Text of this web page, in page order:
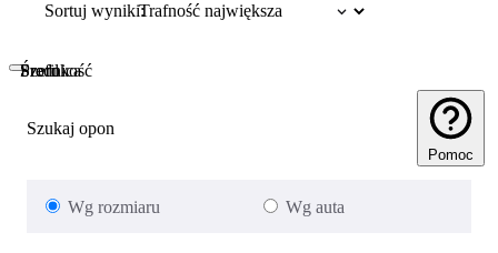
Sortuj wyniki:
Szukaj opon
Pomoc
Wg rozmiaru Wg auta
Szerokość
Profil
Średnica